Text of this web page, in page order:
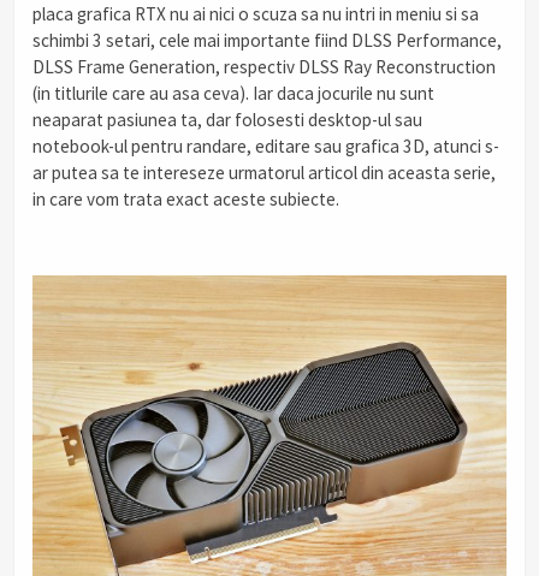
placa grafica RTX nu ai nici o scuza sa nu intri in meniu si sa
schimbi 3 setari, cele mai importante fiind DLSS Performance,
DLSS Frame Generation, respectiv DLSS Ray Reconstruction
(in titlurile care au asa ceva). Iar daca jocurile nu sunt
neaparat pasiunea ta, dar folosesti desktop-ul sau
notebook-ul pentru randare, editare sau grafica 3D, atunci s-
ar putea sa te intereseze urmatorul articol din aceasta serie,
in care vom trata exact aceste subiecte.